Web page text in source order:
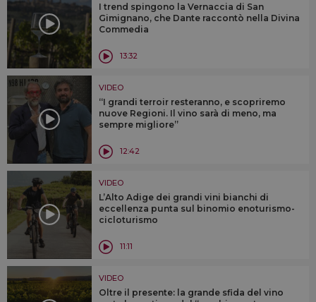
I trend spingono la Vernaccia di San
Gimignano, che Dante raccontò nella Divina
Commedia
13:32
VIDEO
“I grandi terroir resteranno, e scopriremo
nuove Regioni. Il vino sarà di meno, ma
sempre migliore”
12:42
VIDEO
L’Alto Adige dei grandi vini bianchi di
eccellenza punta sul binomio enoturismo-
cicloturismo
11:11
VIDEO
Oltre il presente: la grande sfida del vino